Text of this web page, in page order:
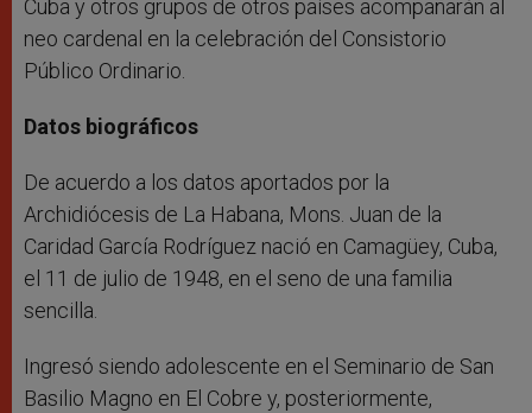
Cuba y otros grupos de otros países acompañarán al
neo cardenal en la celebración del Consistorio
Público Ordinario.
Datos biográficos
De acuerdo a los datos aportados por la
Archidiócesis de La Habana, Mons. Juan de la
Caridad García Rodríguez nació en Camagüey, Cuba,
el 11 de julio de 1948, en el seno de una familia
sencilla.
Ingresó siendo adolescente en el Seminario de San
Basilio Magno en El Cobre y, posteriormente,